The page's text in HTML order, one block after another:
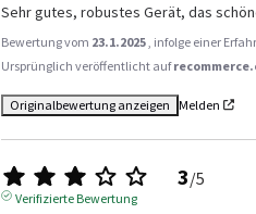
Sehr gutes, robustes Gerät, das
Bewertung vom 23.1.2025 , infolge einer
Ursprünglich veröffentlicht auf
Originalbewertung anzeigen Melden
3/5
Verifizierte Bewertung